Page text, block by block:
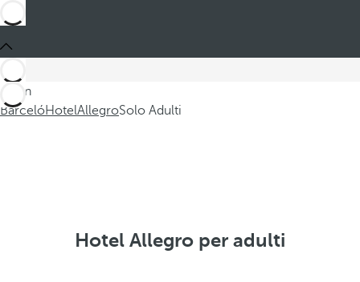
Sei in
BarcelóHotelAllegroSolo Adulti
Hotel Allegro per adulti